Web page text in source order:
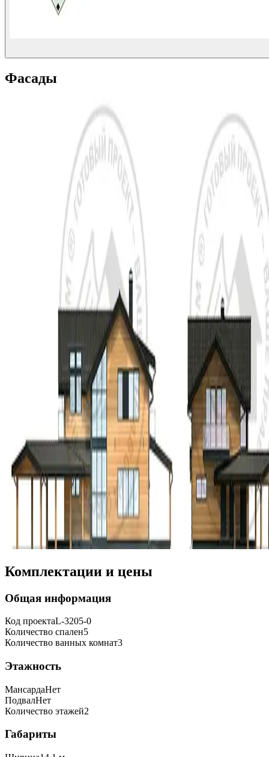
Фасады
Комплектации и цены
Общая информация
Код проектаL-3205-0
Количество спален5
Количество ванных комнат3
Этажность
МансардаНет
ПодвалНет
Количество этажей2
Габариты